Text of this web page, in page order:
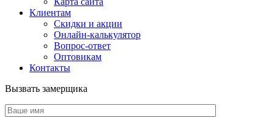
Клиентам
Скидки и акции
Онлайн-калькулятор
Вопрос-ответ
Оптовикам
Контакты
Вызвать замерщика